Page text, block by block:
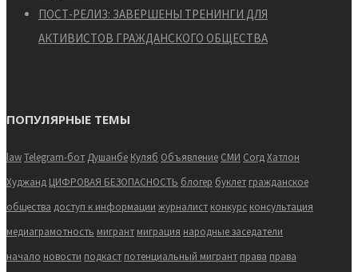
ПОСТ-РЕЛИЗ: ЗАВЕРШЕНЫ ТРЕНИНГИ ДЛЯ
АКТИВИСТОВ ГРАЖДАНСКОГО ОБЩЕСТВА
ПОПУЛЯРНЫЕ ТЕМЫ
lawTelegram-бот Душанбе Куляб Объявление СМИ СогдХатлон
Худжанд ЦИФРОВАЯ БЕЗОПАСНОСТЬ блогер буклет гражданское
общества доступ к информации журналист конкурс консультация
медиаграмотность мигрант миграция народные заседатели
начало новости подкаст потенциальный мигрант права права